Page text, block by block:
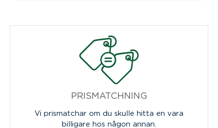
PRISMATCHNING
Vi prismatchar om du skulle hitta en vara
billigare hos någon annan.